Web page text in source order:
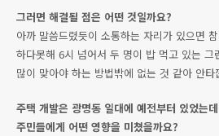
그러면 해결될 점은 어떤 것일까요?
아까 말씀드렸듯이 소통하는 자리가 있으면
하다못해 6시 넘어서 두 명이 밥 먹고 있는 그
많이 맞아야 하는 방법밖에 없는 것 같아 안타
주택 개발은 광명동 일대에 예전부터 있었는
주민들에게 어떤 영향을 미쳤을까요?